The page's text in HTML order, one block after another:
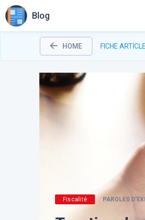
Blog
HOME FICHE ARTICLE
Fiscalité PAROLES